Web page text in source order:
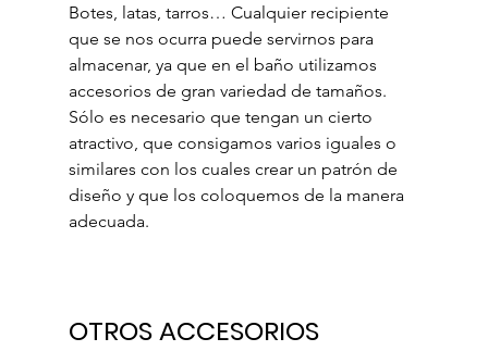
Botes, latas, tarros… Cualquier recipiente
que se nos ocurra puede servirnos para
almacenar, ya que en el baño utilizamos
accesorios de gran variedad de tamaños.
Sólo es necesario que tengan un cierto
atractivo, que consigamos varios iguales o
similares con los cuales crear un patrón de
diseño y que los coloquemos de la manera
adecuada.
OTROS ACCESORIOS